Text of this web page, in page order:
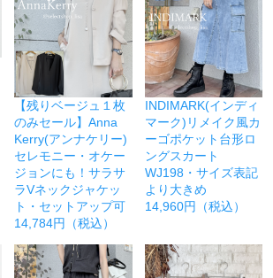
【残りベージュ１枚
のみセール】Anna
Kerry(アンナケリー)
セレモニー・オケー
ジョンにも！サラサ
ラVネックジャケッ
ト・セットアップ可
14,784円（税込）
INDIMARK(インディ
マーク)リメイク風カ
ーゴポケット台形ロ
ングスカート
WJ198・サイズ表記
より大きめ
14,960円（税込）